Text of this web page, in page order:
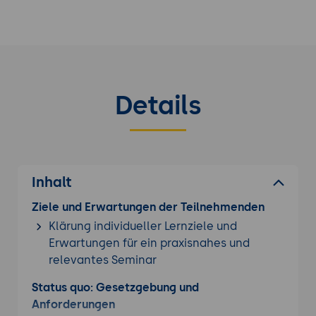
Details
Inhalt
Ziele und Erwartungen der Teilnehmenden
Klärung individueller Lernziele und
Erwartungen für ein praxisnahes und
relevantes Seminar
Status quo: Gesetzgebung und
Anforderungen